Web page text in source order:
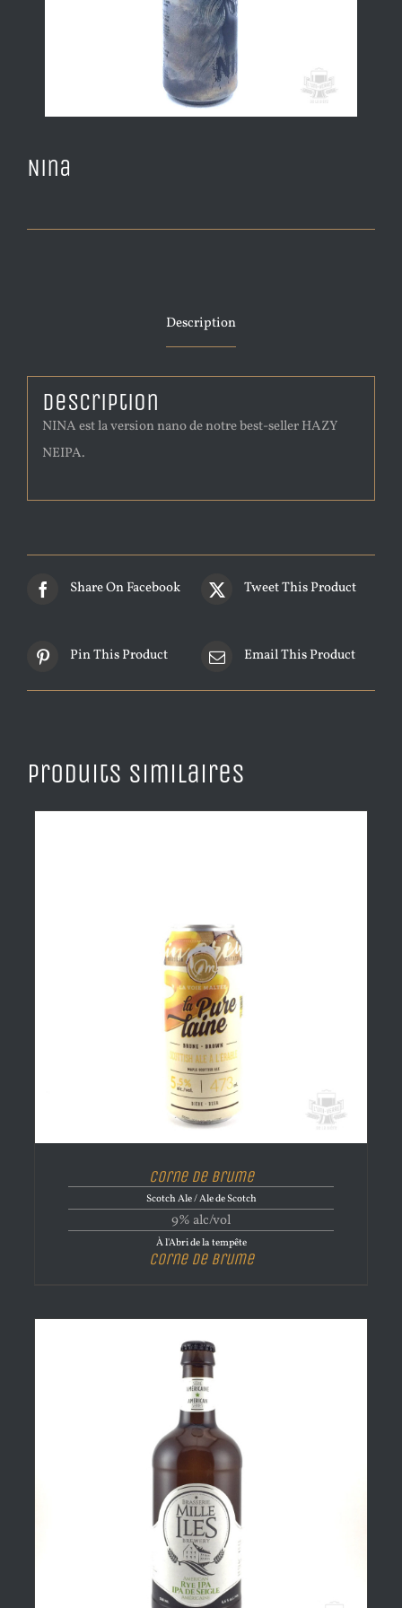
Nina
Description
Description
NINA est la version nano de notre best-seller HAZY
NEIPA.
Share On Facebook Tweet This Product
Pin This Product Email This Product
Produits similaires
Corne de brume
Scotch Ale / Ale de Scotch
9% alc/vol
À l'Abri de la tempête
Corne de brume